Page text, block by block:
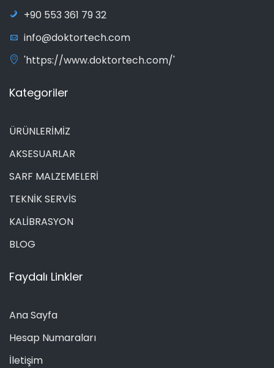
+90 553 361 79 32
info@doktortech.com
'https://www.doktortech.com/'
Kategoriler
ÜRÜNLERİMİZ
AKSESUARLAR
SARF MALZEMELERİ
TEKNİK SERVİS
KALİBRASYON
BLOG
Faydalı Linkler
Ana Sayfa
Hesap Numaraları
İletişim